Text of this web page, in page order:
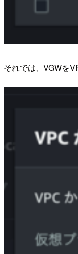
それでは、VGWを